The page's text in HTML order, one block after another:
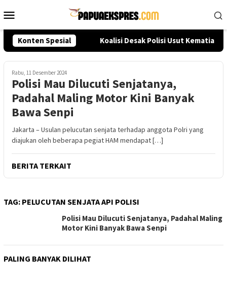
ke
Mobile
Konten Spesial
Akpol 2026 Koalisi Desak Polisi Usut Kematian
Rabu, 11 Desember 2024
Polisi Mau Dilucuti Senjatanya,
Padahal Maling Motor Kini Banyak
Bawa Senpi
Jakarta – Usulan pelucutan senjata terhadap anggota Polri yang
diajukan oleh beberapa pegiat HAM mendapat […]
BERITA TERKAIT
TAG: PELUCUTAN SENJATA API POLISI
Polisi Mau Dilucuti Senjatanya, Padahal Maling
Motor Kini Banyak Bawa Senpi
PALING BANYAK DILIHAT